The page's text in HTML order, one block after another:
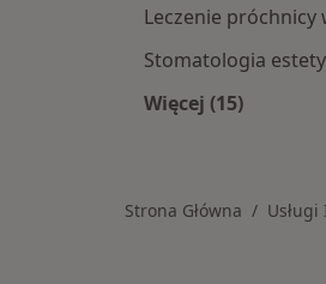
Leczenie próchnicy
Stomatologia
Więcej (15)
Strona Główna